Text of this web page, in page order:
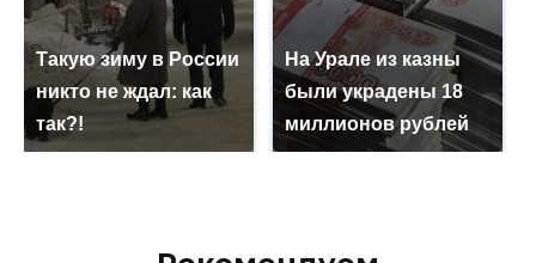
Такую зиму в России
никто не ждал: как
так?!
На Урале из казны
были украдены 18
миллионов рублей